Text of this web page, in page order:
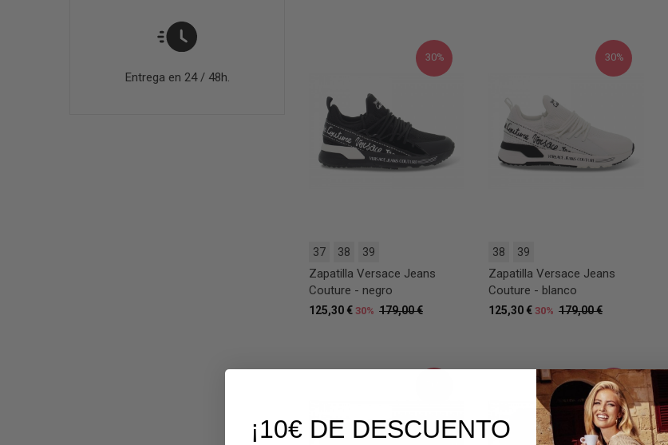
Entrega en 24 / 48h.
30%
37 38 39
Zapatilla Versace Jeans
Couture - negro
179,00 €
125,30 € 30%
30%
38 39
Zapatilla Versace Jeans
Couture - blanco
179,00 €
125,30 € 30%
50%
¡10€ DE DESCUENTO